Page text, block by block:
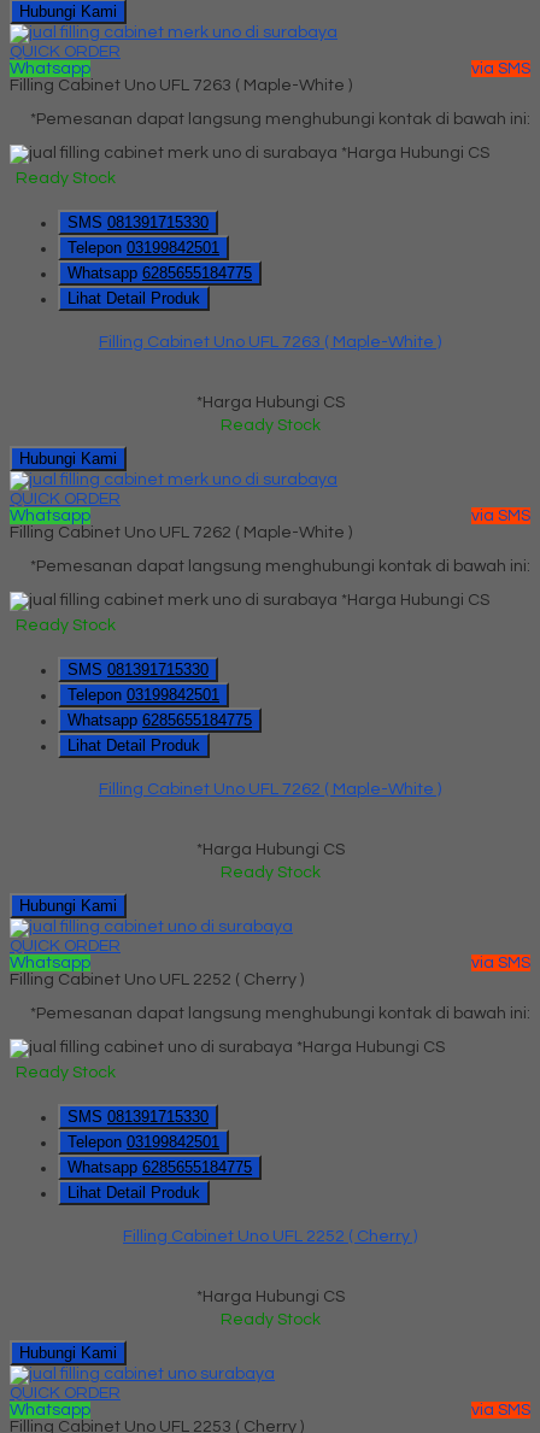
Hubungi Kami
QUICK ORDER
Whatsapp
via SMS
Filling Cabinet Uno UFL 7263 ( Maple-White )
*Pemesanan dapat langsung menghubungi kontak di bawah ini:
*Harga Hubungi CS
Ready Stock
SMS 081391715330
Telepon 03199842501
Whatsapp 6285655184775
Lihat Detail Produk
Filling Cabinet Uno UFL 7263 ( Maple-White )
*Harga Hubungi CS
Ready Stock
Hubungi Kami
QUICK ORDER
Whatsapp
via SMS
Filling Cabinet Uno UFL 7262 ( Maple-White )
*Pemesanan dapat langsung menghubungi kontak di bawah ini:
*Harga Hubungi CS
Ready Stock
SMS 081391715330
Telepon 03199842501
Whatsapp 6285655184775
Lihat Detail Produk
Filling Cabinet Uno UFL 7262 ( Maple-White )
*Harga Hubungi CS
Ready Stock
Hubungi Kami
QUICK ORDER
Whatsapp
via SMS
Filling Cabinet Uno UFL 2252 ( Cherry )
*Pemesanan dapat langsung menghubungi kontak di bawah ini:
*Harga Hubungi CS
Ready Stock
SMS 081391715330
Telepon 03199842501
Whatsapp 6285655184775
Lihat Detail Produk
Filling Cabinet Uno UFL 2252 ( Cherry )
*Harga Hubungi CS
Ready Stock
Hubungi Kami
QUICK ORDER
Whatsapp
via SMS
Filling Cabinet Uno UFL 2253 ( Cherry )